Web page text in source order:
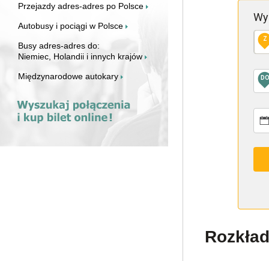
Przejazdy adres-adres po Polsce
Autobusy i pociągi w Polsce
Busy adres-adres do:
Niemiec, Holandii i innych krajów
Międzynarodowe autokary
Z
DO